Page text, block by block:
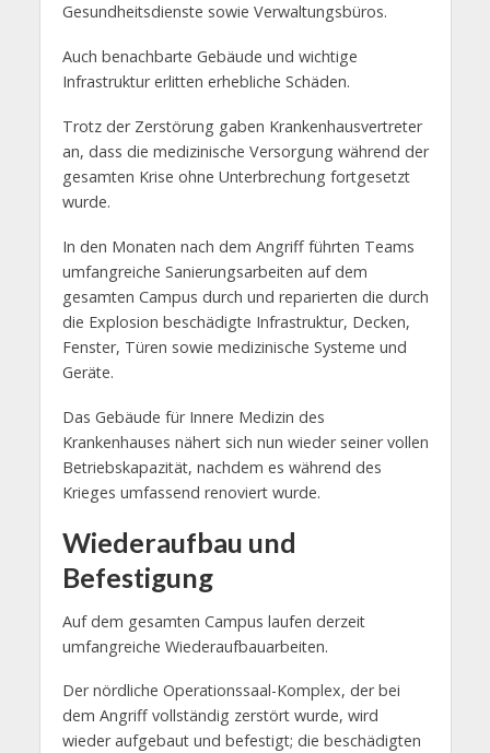
Gesundheitsdienste sowie Verwaltungsbüros.
Auch benachbarte Gebäude und wichtige
Infrastruktur erlitten erhebliche Schäden.
Trotz der Zerstörung gaben Krankenhausvertreter
an, dass die medizinische Versorgung während der
gesamten Krise ohne Unterbrechung fortgesetzt
wurde.
In den Monaten nach dem Angriff führten Teams
umfangreiche Sanierungsarbeiten auf dem
gesamten Campus durch und reparierten die durch
die Explosion beschädigte Infrastruktur, Decken,
Fenster, Türen sowie medizinische Systeme und
Geräte.
Das Gebäude für Innere Medizin des
Krankenhauses nähert sich nun wieder seiner vollen
Betriebskapazität, nachdem es während des
Krieges umfassend renoviert wurde.
Wiederaufbau und
Befestigung
Auf dem gesamten Campus laufen derzeit
umfangreiche Wiederaufbauarbeiten.
Der nördliche Operationssaal-Komplex, der bei
dem Angriff vollständig zerstört wurde, wird
wieder aufgebaut und befestigt; die beschädigten